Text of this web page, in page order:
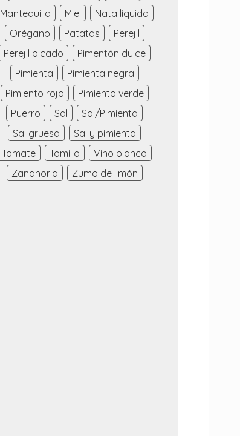
Mantequilla
Miel
Nata líquida
Orégano
Patatas
Perejil
Perejil picado
Pimentón dulce
Pimienta
Pimienta negra
Pimiento rojo
Pimiento verde
Puerro
Sal
Sal/Pimienta
Sal gruesa
Sal y pimienta
Tomate
Tomillo
Vino blanco
Zanahoria
Zumo de limón